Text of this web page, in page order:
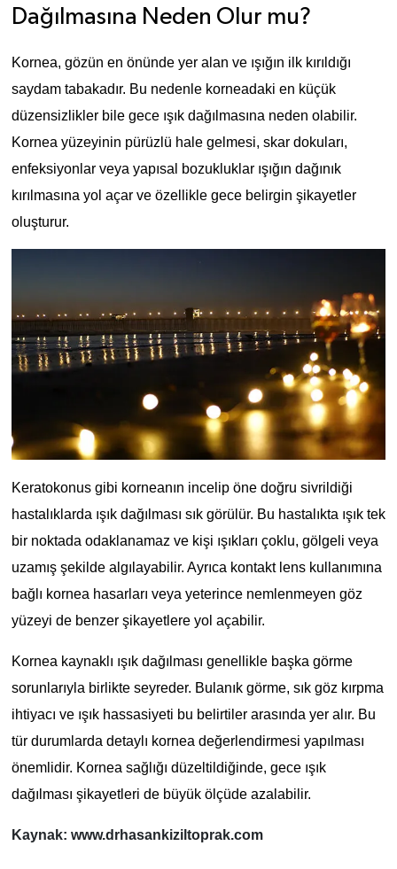
Dağılmasına Neden Olur mu?
Kornea, gözün en önünde yer alan ve ışığın ilk kırıldığı
saydam tabakadır. Bu nedenle korneadaki en küçük
düzensizlikler bile gece ışık dağılmasına neden olabilir.
Kornea yüzeyinin pürüzlü hale gelmesi, skar dokuları,
enfeksiyonlar veya yapısal bozukluklar ışığın dağınık
kırılmasına yol açar ve özellikle gece belirgin şikayetler
oluşturur.
Keratokonus gibi korneanın incelip öne doğru sivrildiği
hastalıklarda ışık dağılması sık görülür. Bu hastalıkta ışık tek
bir noktada odaklanamaz ve kişi ışıkları çoklu, gölgeli veya
uzamış şekilde algılayabilir. Ayrıca kontakt lens kullanımına
bağlı kornea hasarları veya yeterince nemlenmeyen göz
yüzeyi de benzer şikayetlere yol açabilir.
Kornea kaynaklı ışık dağılması genellikle başka görme
sorunlarıyla birlikte seyreder. Bulanık görme, sık göz kırpma
ihtiyacı ve ışık hassasiyeti bu belirtiler arasında yer alır. Bu
tür durumlarda detaylı kornea değerlendirmesi yapılması
önemlidir. Kornea sağlığı düzeltildiğinde, gece ışık
dağılması şikayetleri de büyük ölçüde azalabilir.
Kaynak: www.drhasankiziltoprak.com